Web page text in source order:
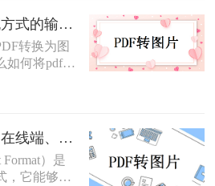
情况下，我
Joint
）格式的图
么转换成
种实用的方
JPG的转
PDF转图片：3种主流方式的输出分辨率和文件体积实测！
转换为图
如何将pdf转
主流方
。
PDF转图片5种路径：在线端、客户端和截图法的效率对比！
Format）是
，它能够保